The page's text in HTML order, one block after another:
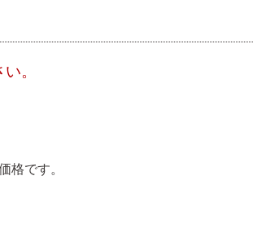
。
格です。